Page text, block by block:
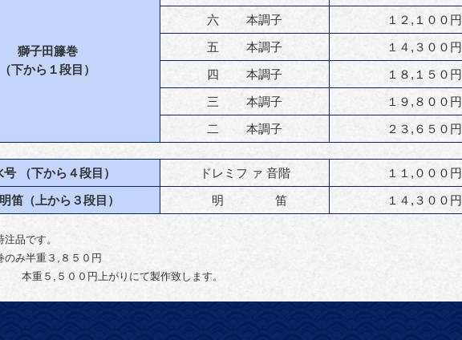
獅子田籐巻
（下から１段目）
六 本調子
１２,１００円
五 本調子
１４,３００円
四 本調子
１８,１５０円
三 本調子
１９,８００円
二 本調子
２３,６５０円
号 （下から４段目） ドレミフ ァ 音階
１１,０００円
笛（上から３段目）
明 笛 １４,３００円
品です。
み半重３,８５０円
００円上がりにて製作致します。